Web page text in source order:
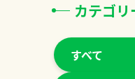
カテゴリ
すべて